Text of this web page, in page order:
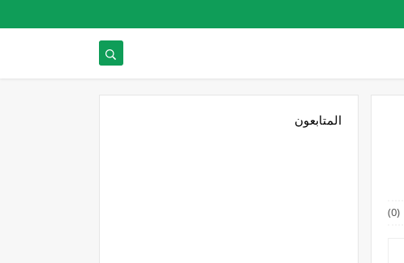
(0)
المتابعون